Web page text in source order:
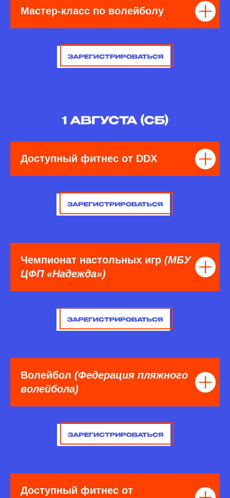
Мастер-класс по волейболу
Доступный фитнес от DDX
Чемпионат настольных игр (МБУ
ЦФП «Надежда»)
Волейбол (Федерация пляжного
волейбола)
Доступный фитнес от